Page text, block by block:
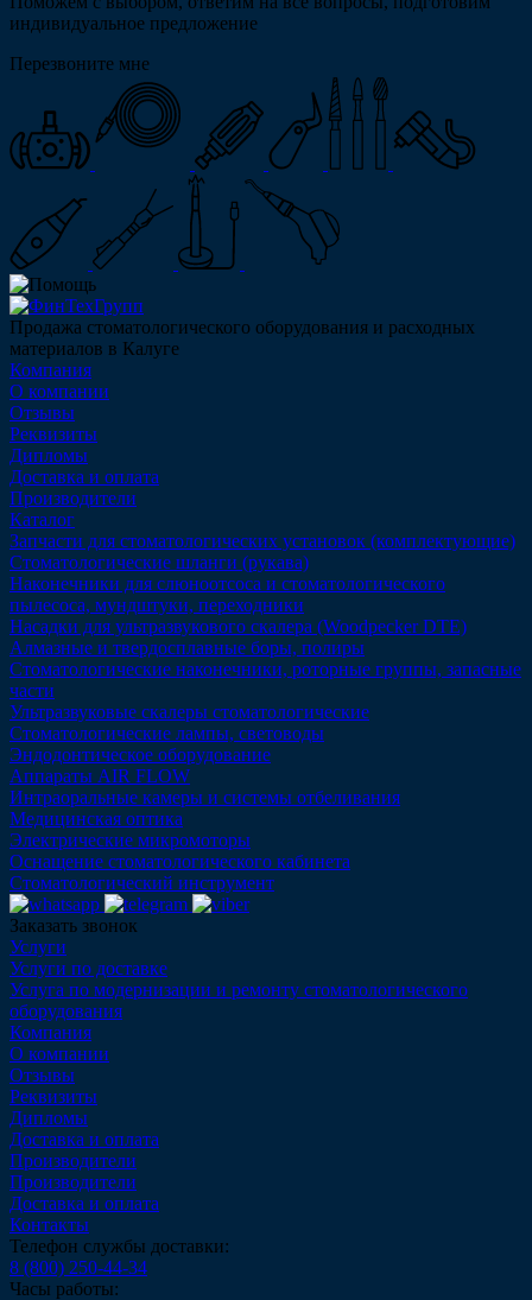
индивидуальное предложение
Перезвоните мне
Продажа стоматологического оборудования и расходных
материалов в Калуге
Компания
О компании
Отзывы
Реквизиты
Дипломы
Доставка и оплата
Производители
Каталог
Запчасти для стоматологических установок (комплектующие)
Стоматологические шланги (рукава)
Наконечники для слюноотсоса и стоматологического
пылесоса, мундштуки, переходники
Насадки для ультразвукового скалера (Woodpecker DTE)
Алмазные и твердосплавные боры, полиры
Стоматологические наконечники, роторные группы, запасные
части
Ультразвуковые скалеры стоматологические
Стоматологические лампы, световоды
Эндодонтическое оборудование
Аппараты AIR FLOW
Интраоральные камеры и системы отбеливания
Медицинская оптика
Электрические микромоторы
Оснащение стоматологического кабинета
Стоматологический инструмент
Заказать звонок
Услуги
Услуги по доставке
Услуга по модернизации и ремонту стоматологического
оборудования
Компания
О компании
Отзывы
Реквизиты
Дипломы
Доставка и оплата
Производители
Производители
Доставка и оплата
Контакты
Телефон службы доставки:
8 (800) 250-44-34
Часы работы: